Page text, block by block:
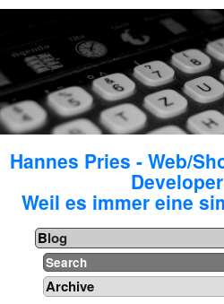
Hannes Pries - Web/
Weil es immer eine
Blog
Search
Archive